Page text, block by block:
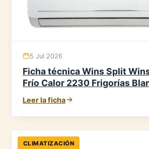
5 Jul 2026
Ficha técnica Wins Split
Frío Calor 2230 Frigorías
Leer la ficha
CLIMATIZACIÓN